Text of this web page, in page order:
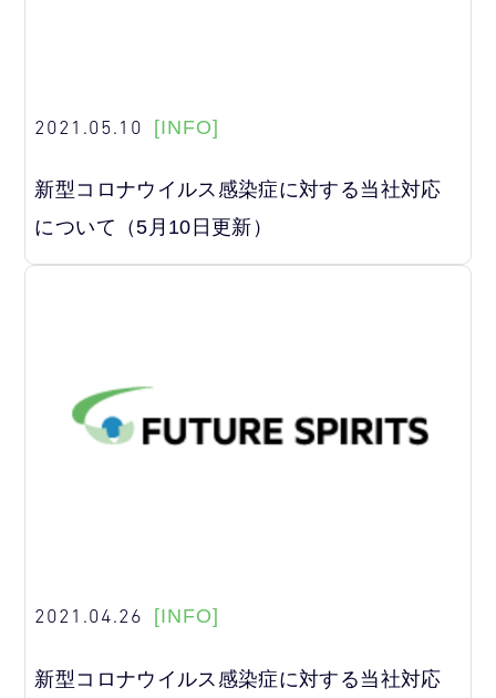
2021.05.10 [INFO]
新型コロナウイルス感染症に対する当社対応
について（5月10日更新）
2021.04.26 [INFO]
新型コロナウイルス感染症に対する当社対応